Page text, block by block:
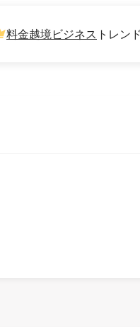
料金越境ビジネス トレン